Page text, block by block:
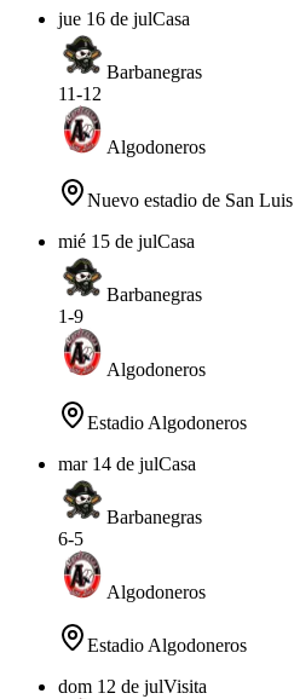
jue 16 de julCasa
Barbanegras
11-12
Algodoneros
Nuevo estadio de San Luis
mié 15 de julCasa
Barbanegras
1-9
Algodoneros
Estadio Algodoneros
mar 14 de julCasa
Barbanegras
6-5
Algodoneros
Estadio Algodoneros
dom 12 de julVisita